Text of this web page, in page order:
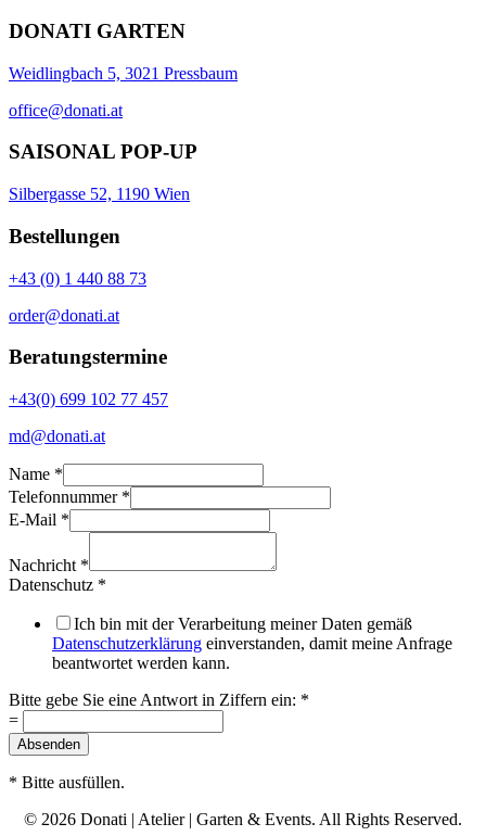
DONATI GARTEN
Weidlingbach 5, 3021 Pressbaum
office@donati.at
SAISONAL POP-UP
Silbergasse 52, 1190 Wien
Bestellungen
+43 (0) 1 440 88 73
order@donati.at
Beratungstermine
+43(0) 699 102 77 457
md@donati.at
Name *
Telefonnummer *
E-Mail *
ein:
Datenschutz
Nachricht *
Datenschutz *
Ich bin mit der Verarbeitung meiner Daten gemäß
Datenschutzerklärung einverstanden, damit meine Anfrage
beantwortet werden kann.
Bitte gebe Sie eine Antwort in Ziffern ein: *
=
Absenden
* Bitte ausfüllen.
© 2026 Donati | Atelier | Garten & Events. All Rights Reserved.